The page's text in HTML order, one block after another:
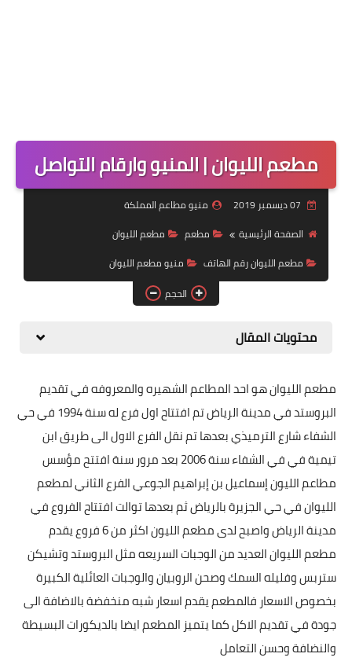
مطعم الليوان | المنيو وارقام التواصل
منيو مطاعم المملكة
الصفحة الرئيسية
مطعم
مطعم الليوان
مطعم الليوان رقم الهاتف
منيو مطعم الليوان
الحجم
محتويات المقال
مطعم الليوان هو احد المطاعم الشهيره والمعروفه في تقديم
البروستد في مدينة الرياض تم افتتاح اول فرع له سنة 1994 في حي
الشفاء شارع الترميذي بعدها تم نقل الفرع الاول الى طريق ابن
تيمية في في الشفاء سنة 2006 بعد مرور سنة افتتح مؤسس
مطاعم الليون إسماعيل بن إبراهيم الجوعي الفرع الثاني لمطعم
الليوان في حي الجزيرة بالرياض ثم بعدها توالت افتتاح الفروع في
مدينة الرياض واصبح لدى مطعم الليون اكثر من 6 فروع يقدم
مطعم الليوان العديد من الوجبات السريعه مثل البروستد وتشيكن
ستربس وفليله السمك وصحن الروبيان والوجبات العائلية الكبيرة
بخصوص الاسعار فالمطعم يقدم اسعار شبه منخفضة بالاضافة الى
جودة في تقديم الاكل كما يتميز المطعم ايضا بالديكورات البسيطة
والنضافة وحسن التعامل